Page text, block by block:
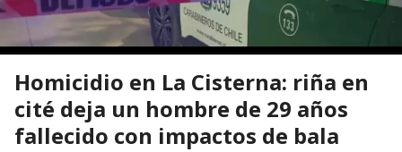
Homicidio en La Cisterna: riña en
cité deja un hombre de 29 años
fallecido con impactos de bala